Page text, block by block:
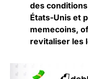
des
États-Unis et
memecoins,
revitaliser les